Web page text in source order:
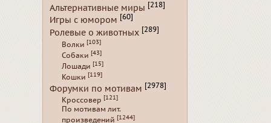
Альтернативные миры [218]
Игры с юмором [60]
Ролевые о животных [289]
Волки [103]
Собаки [43]
Лошади [15]
Кошки [119]
Форумки по мотивам [2978]
Кроссовер [121]
По мотивам лит.
произведений [1244]